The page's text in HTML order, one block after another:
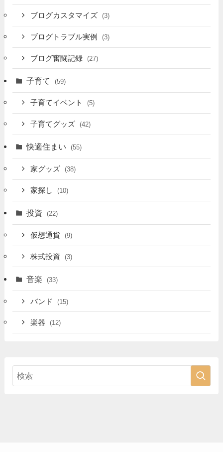
ブログカスタマイズ (3)
ブログトラブル実例 (3)
ブログ奮闘記録 (27)
子育て (59)
子育てイベント (5)
子育てグッズ (42)
快適住まい (55)
家グッズ (38)
家探し (10)
投資 (22)
仮想通貨 (9)
株式投資 (3)
音楽 (33)
バンド (15)
楽器 (12)